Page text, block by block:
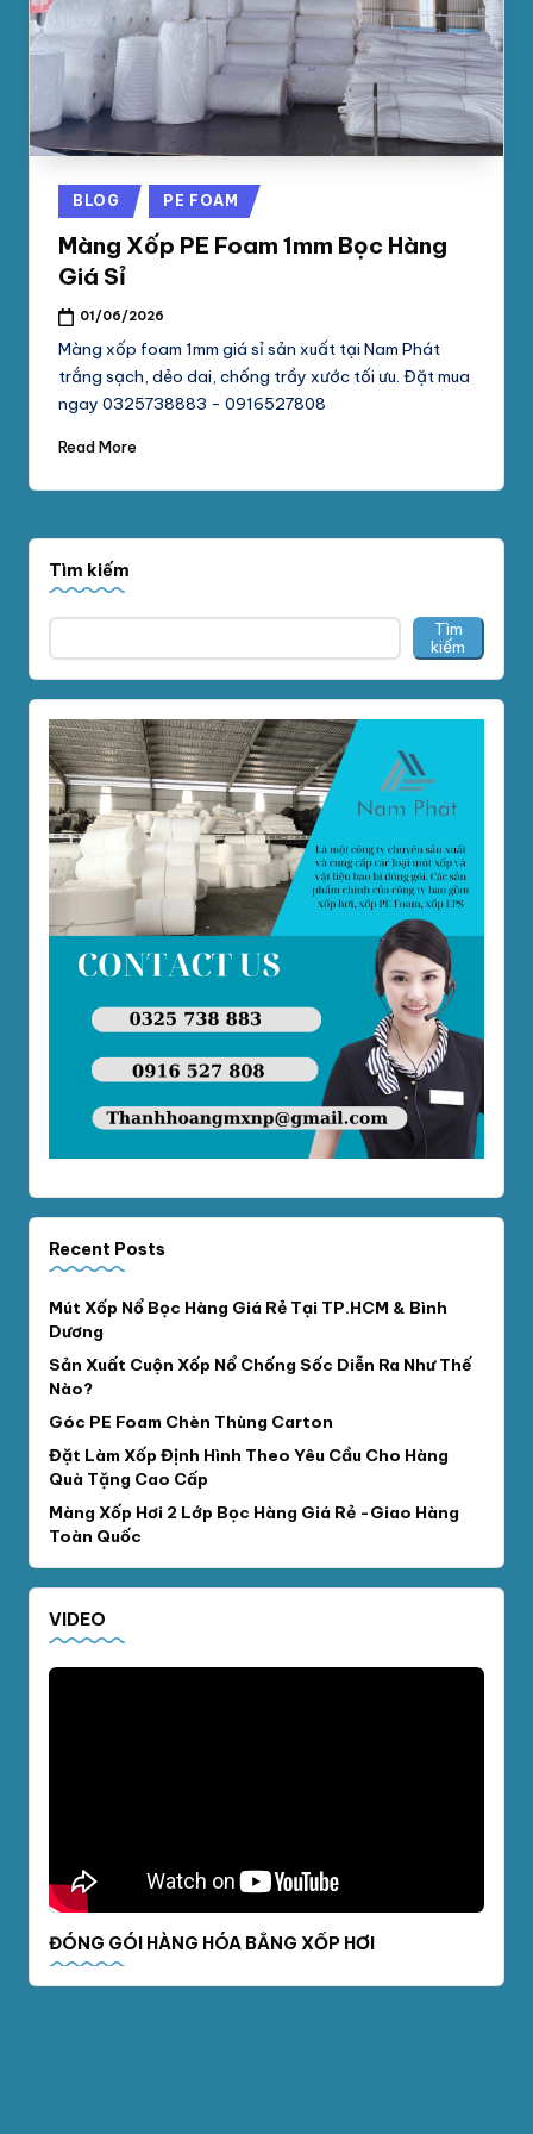
G
C
phối
mút
foam,
xốp
chống
TpHCM,
Bình
Dương
Posted
in
BLOG PE FOAM
Màng Xốp PE Foam 1mm Bọc Hàng
Giá Sỉ
01/06/2026
Màng xốp foam 1mm giá sỉ sản xuất tại Nam Phát
trắng sạch, dẻo dai, chống trầy xước tối ưu. Đặt mua
ngay 0325738883 - 0916527808
Read More
Tìm kiếm
Tìm
kiếm
Recent Posts
Mút Xốp Nổ Bọc Hàng Giá Rẻ Tại TP.HCM & Bình
Dương
Sản Xuất Cuộn Xốp Nổ Chống Sốc Diễn Ra Như Thế
Nào?
Góc PE Foam Chèn Thùng Carton
Đặt Làm Xốp Định Hình Theo Yêu Cầu Cho Hàng
Quà Tặng Cao Cấp
Màng Xốp Hơi 2 Lớp Bọc Hàng Giá Rẻ -Giao Hàng
Toàn Quốc
VIDEO
ĐÓNG GÓI HÀNG HÓA BẰNG XỐP HƠI